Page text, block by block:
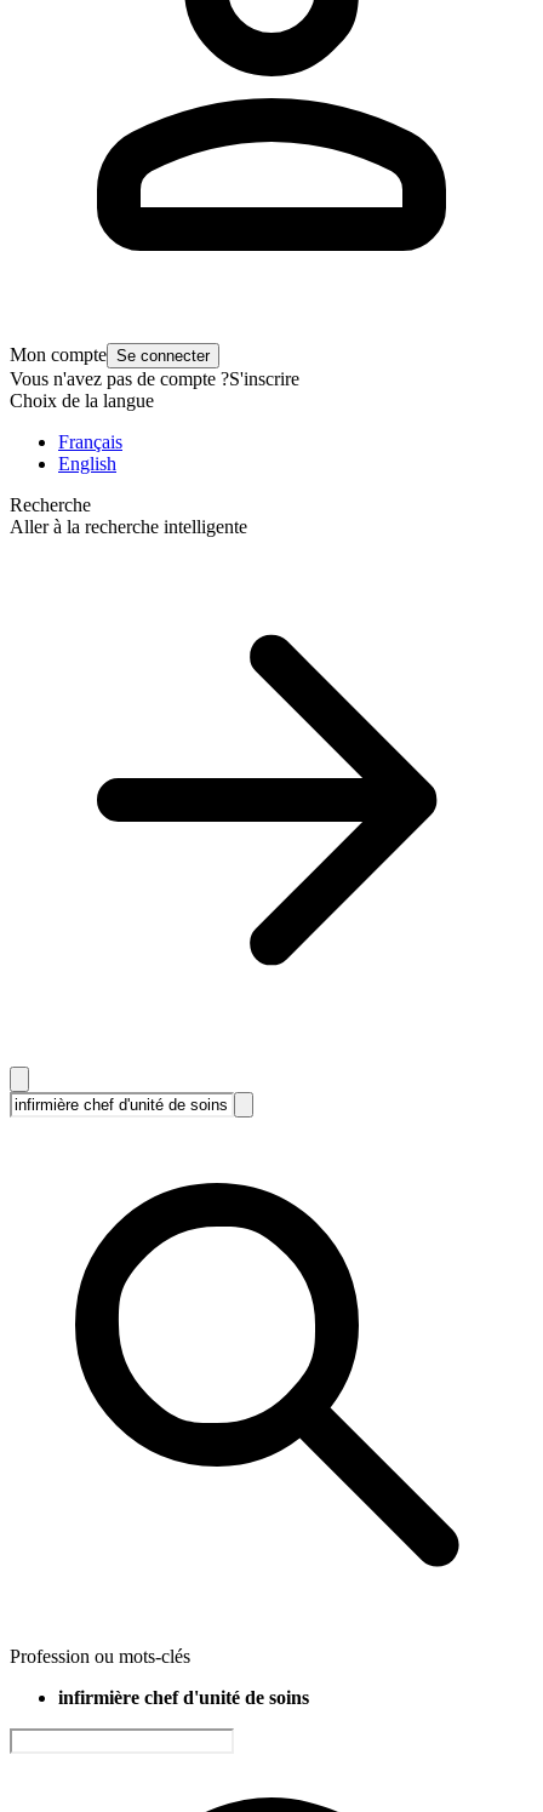
Mon compte Se connecter
Vous n'avez pas de compte ?S'inscrire
Choix de la langue
Français
English
Recherche
Aller à la recherche intelligente
Profession ou mots-clés
infirmière chef d'unité de soins